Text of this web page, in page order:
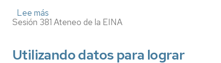
para
no
esclavo
Lee más
Mejora
del
agua
Sesión 381 Ateneo de la EINA
Utilizando datos para lograr